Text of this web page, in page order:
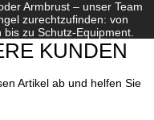
Armbrust – unser Team
zurechtzufinden: von
zu Schutz-Equipment.
KUNDEN
Artikel ab und helfen Sie